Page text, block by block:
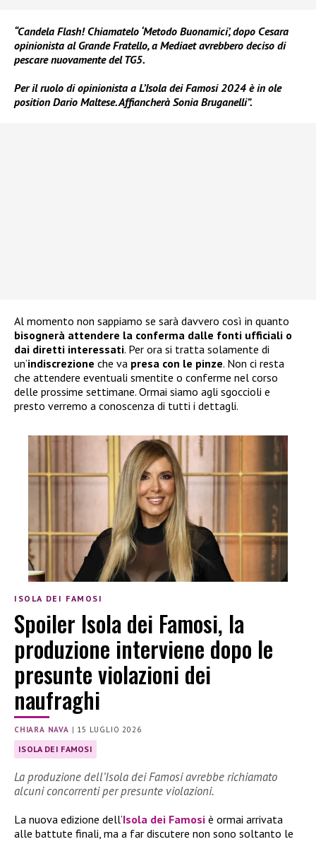
“Candela Flash! Chiamatelo ‘Metodo Buonamici’, dopo Cesara
opinionista al Grande Fratello, a Mediaet avrebbero deciso di
pescare nuovamente del TG5.
Per il ruolo di opinionista a L’Isola dei Famosi 2024 è in ole
position Dario Maltese. Affiancherà Sonia Bruganelli”.
Al momento non sappiamo se sarà davvero così in quanto
bisognerà attendere la conferma dalle fonti ufficiali o
dai diretti interessati. Per ora si tratta solamente di
un’indiscrezione che va presa con le pinze. Non ci resta
che attendere eventuali smentite o conferme nel corso
delle prossime settimane. Ormai siamo agli sgoccioli e
presto verremo a conoscenza di tutti i dettagli.
ISOLA DEI FAMOSI
Spoiler Isola dei Famosi, la
produzione interviene dopo le
presunte violazioni dei
naufraghi
CHIARA NAVA | 15 LUGLIO 2026
ISOLA DEI FAMOSI
La produzione dell’Isola dei Famosi avrebbe richiamato
alcuni concorrenti per presunte violazioni.
La nuova edizione dell’Isola dei Famosi è ormai arrivata
alle battute finali, ma a far discutere non sono soltanto le